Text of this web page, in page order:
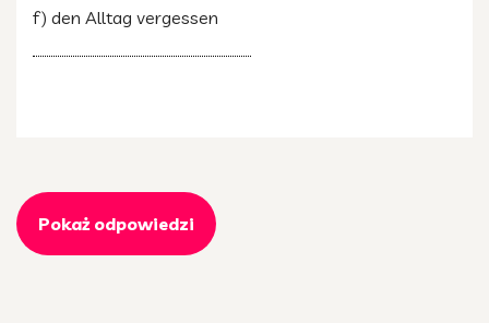
f) den Alltag vergessen
Pokaż odpowiedzi